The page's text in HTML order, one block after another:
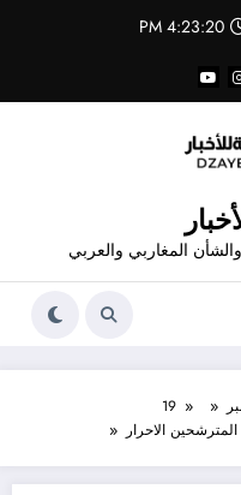
4:23:21 PM
المغاربي والعربي
19